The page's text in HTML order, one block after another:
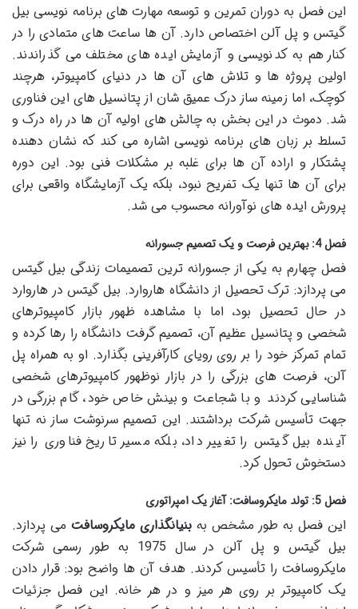
این فصل به دوران تمرین و توسعه مهارت های برنامه نویسی بیل
گیتس و پل آلن اختصاص دارد. آن ها ساعت های متمادی را در
کنار هم به کدنویسی و آزمایش ایده های مختلف می گذراندند.
اولین پروژه ها و تلاش های آن ها در دنیای کامپیوتر، هرچند
کوچک، اما زمینه ساز درک عمیق شان از پتانسیل های این فناوری
شد. دموث در این بخش به چالش های اولیه آن ها در راه درک و
تسلط بر زبان های برنامه نویسی اشاره می کند که نشان دهنده
پشتکار و اراده آن ها برای غلبه بر مشکلات فنی بود. این دوره
برای آن ها تنها یک تفریح نبود، بلکه یک آزمایشگاه واقعی برای
پرورش ایده های نوآورانه محسوب می شد.
فصل 4: بهترین فرصت و یک تصمیم جسورانه
فصل چهارم به یکی از جسورانه ترین تصمیمات زندگی بیل گیتس
می پردازد: ترک تحصیل از دانشگاه هاروارد. بیل گیتس در هاروارد
در حال تحصیل بود، اما با مشاهده ظهور بازار کامپیوترهای
شخصی و پتانسیل عظیم آن، تصمیم گرفت دانشگاه را رها کرده و
تمام تمرکز خود را بر روی رویای کارآفرینی بگذارد. او به همراه پل
آلن، فرصت های بزرگی را در بازار نوظهور کامپیوترهای شخصی
شناسایی کردند و با شجاعت و بینش خاص خود، گام بزرگی در
جهت تأسیس شرکت برداشتند. این تصمیم سرنوشت ساز نه تنها
آینده بیل گیتس را تغییر داد، بلکه مسیر تاریخ فناوری را نیز
دستخوش تحول کرد.
فصل 5: تولد مایکروسافت: آغاز یک امپراتوری
این فصل به طور مشخص به بنیانگذاری مایکروسافت می پردازد.
بیل گیتس و پل آلن در سال 1975 به طور رسمی شرکت
مایکروسافت را تأسیس کردند. هدف آن ها واضح بود: قرار دادن
یک کامپیوتر بر روی هر میز و در هر خانه. این فصل جزئیات